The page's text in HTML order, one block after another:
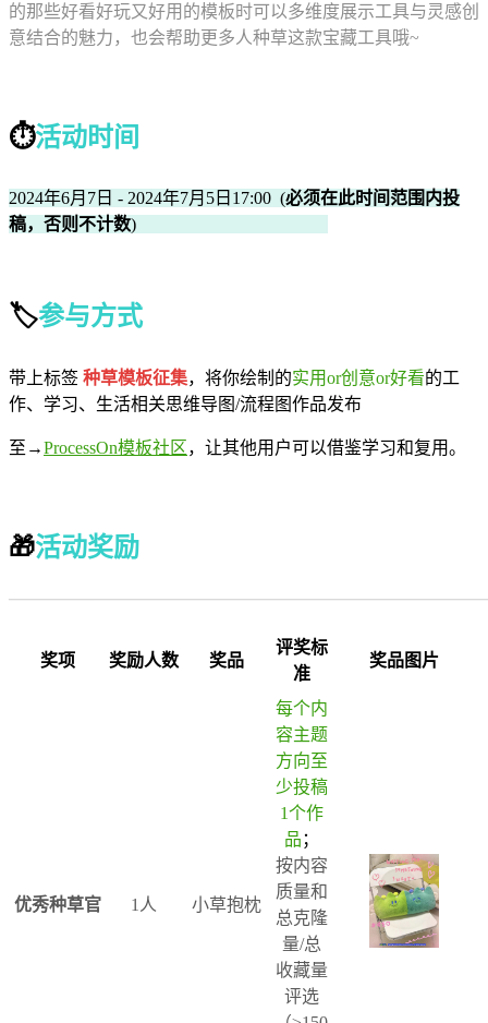
的那些好看好玩又好用的模板时可以多维度展示工具与灵感创
意结合的魅力，也会帮助更多人种草这款宝藏工具哦~
⏱️活动时间
2024年6月7日 - 2024年7月5日17:00 (必须在此时间范围内投
稿，否则不计数)
🏷️参与方式
带上标签 种草模板征集，将你绘制的实用or创意or好看的工
作、学习、生活相关思维导图/流程图作品发布
至→ProcessOn模板社区，让其他用户可以借鉴学习和复用。
🎁活动奖励
奖项 奖励人数 奖品
评奖标
准
奖品图片
优秀种草官 1人 小草抱枕
每个内
容主题
方向至
少投稿
1个作
品 ；
按内容
质量和
总克隆
量/总
收藏量
评选